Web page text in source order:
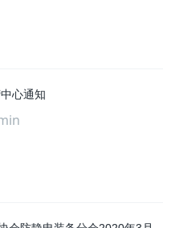
心通知